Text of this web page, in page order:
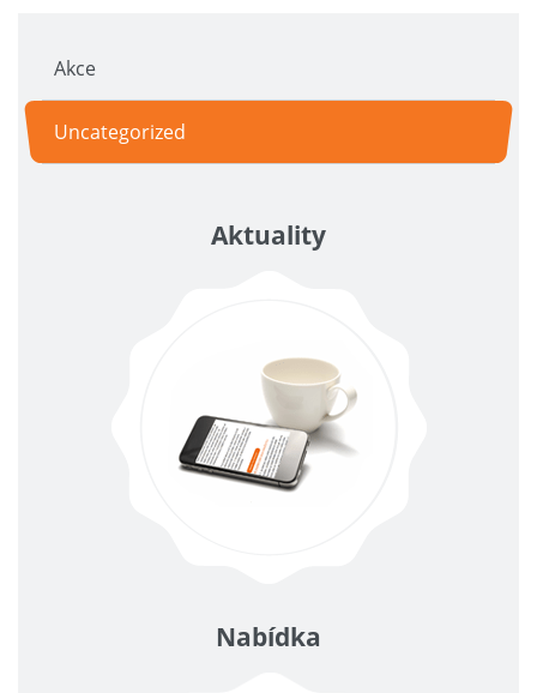
Akce
Uncategorized
Aktuality
Nabídka